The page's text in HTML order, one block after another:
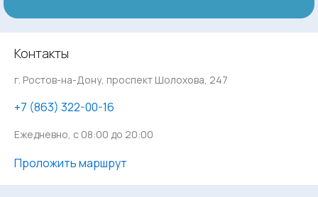
Контакты
г. Ростов-на-Дону, проспект Шолохова, 247
‪+7 (863) 322-00-16
Ежедневно, с 08:00 до 20:00
Проложить маршрут